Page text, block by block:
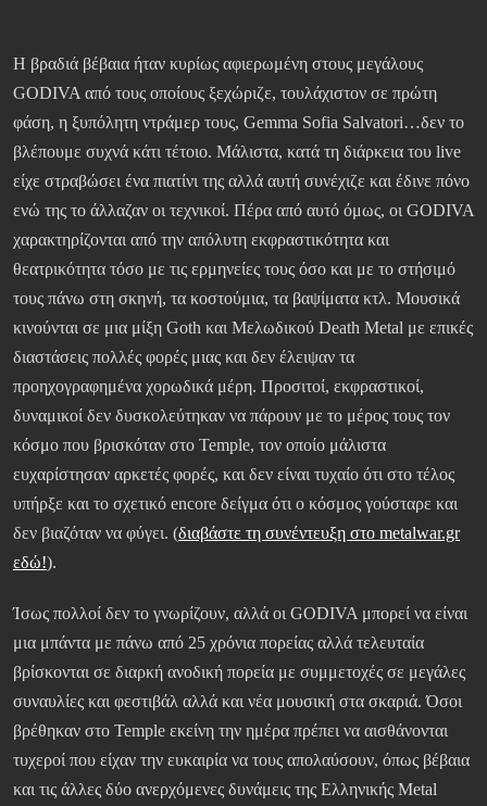
Η βραδιά βέβαια ήταν κυρίως αφιερωμένη στους μεγάλους
GODIVA από τους οποίους ξεχώριζε, τουλάχιστον σε πρώτη
φάση, η ξυπόλητη ντράμερ τους, Gemma Sofia Salvatori…δεν το
βλέπουμε συχνά κάτι τέτοιο. Μάλιστα, κατά τη διάρκεια του live
είχε στραβώσει ένα πιατίνι της αλλά αυτή συνέχιζε και έδινε πόνο
ενώ της το άλλαζαν οι τεχνικοί. Πέρα από αυτό όμως, οι GODIVA
χαρακτηρίζονται από την απόλυτη εκφραστικότητα και
θεατρικότητα τόσο με τις ερμηνείες τους όσο και με το στήσιμό
τους πάνω στη σκηνή, τα κοστούμια, τα βαψίματα κτλ. Μουσικά
κινούνται σε μια μίξη Goth και Μελωδικού Death Metal με επικές
διαστάσεις πολλές φορές μιας και δεν έλειψαν τα
προηχογραφημένα χορωδικά μέρη. Προσιτοί, εκφραστικοί,
δυναμικοί δεν δυσκολεύτηκαν να πάρουν με το μέρος τους τον
κόσμο που βρισκόταν στο Temple, τον οποίο μάλιστα
ευχαρίστησαν αρκετές φορές, και δεν είναι τυχαίο ότι στο τέλος
υπήρξε και το σχετικό encore δείγμα ότι ο κόσμος γούσταρε και
δεν βιαζόταν να φύγει. (διαβάστε τη συνέντευξη στο metalwar.gr
εδώ!).
Ίσως πολλοί δεν το γνωρίζουν, αλλά οι GODIVA μπορεί να είναι
μια μπάντα με πάνω από 25 χρόνια πορείας αλλά τελευταία
βρίσκονται σε διαρκή ανοδική πορεία με συμμετοχές σε μεγάλες
συναυλίες και φεστιβάλ αλλά και νέα μουσική στα σκαριά. Όσοι
βρέθηκαν στο Temple εκείνη την ημέρα πρέπει να αισθάνονται
τυχεροί που είχαν την ευκαιρία να τους απολαύσουν, όπως βέβαια
και τις άλλες δύο ανερχόμενες δυνάμεις της Ελληνικής Metal